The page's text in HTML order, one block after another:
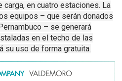
en cuatro estaciones. La
equipos – que serán donados
– se generará
en el techo de las
su uso de forma gratuita.